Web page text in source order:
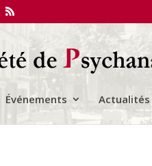
Événements Actualités